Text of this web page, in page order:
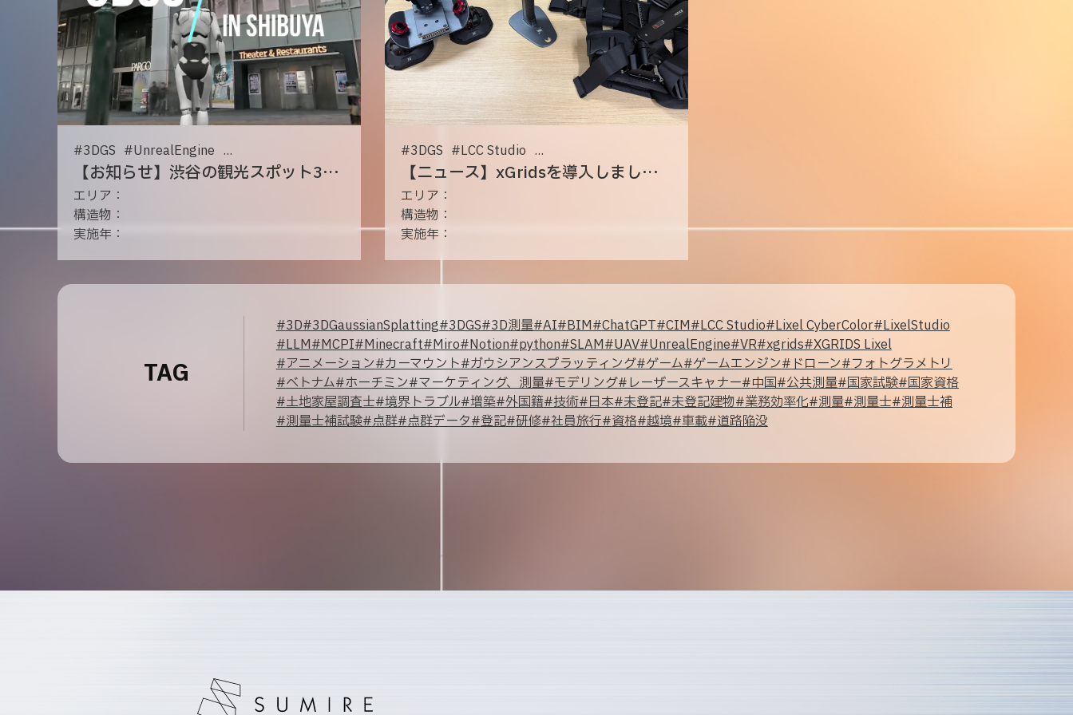
#3DGS #UnrealEngine ...
【お知らせ】渋谷の観光スポット3選を、XGRIDSで3DGS化しました！！
エリア：
構造物：
実施年：
#3DGS #LCC Studio ...
【ニュース】xGridsを導入しました——“動く現場”を、そのまま高精度3Dへ
エリア：
構造物：
実施年：
TAG
#3D#3DGaussianSplatting#3DGS#3D測量#AI#BIM#ChatGPT#CIM#LCC Studio#Lixel CyberColor#LixelStudio
#LLM#MCPI#Minecraft#Miro#Notion#python#SLAM#UAV#UnrealEngine#VR#xgrids#XGRIDS Lixel
#アニメーション#カーマウント#ガウシアンスプラッティング#ゲーム#ゲームエンジン#ドローン#フォトグラメトリ
#ベトナム#ホーチミン#マーケティング、測量#モデリング#レーザースキャナー#中国#公共測量#国家試験#国家資格
#土地家屋調査士#境界トラブル#増築#外国籍#技術#日本#未登記#未登記建物#業務効率化#測量#測量士#測量士補
#測量士補試験#点群#点群データ#登記#研修#社員旅行#資格#越境#車載#道路陥没